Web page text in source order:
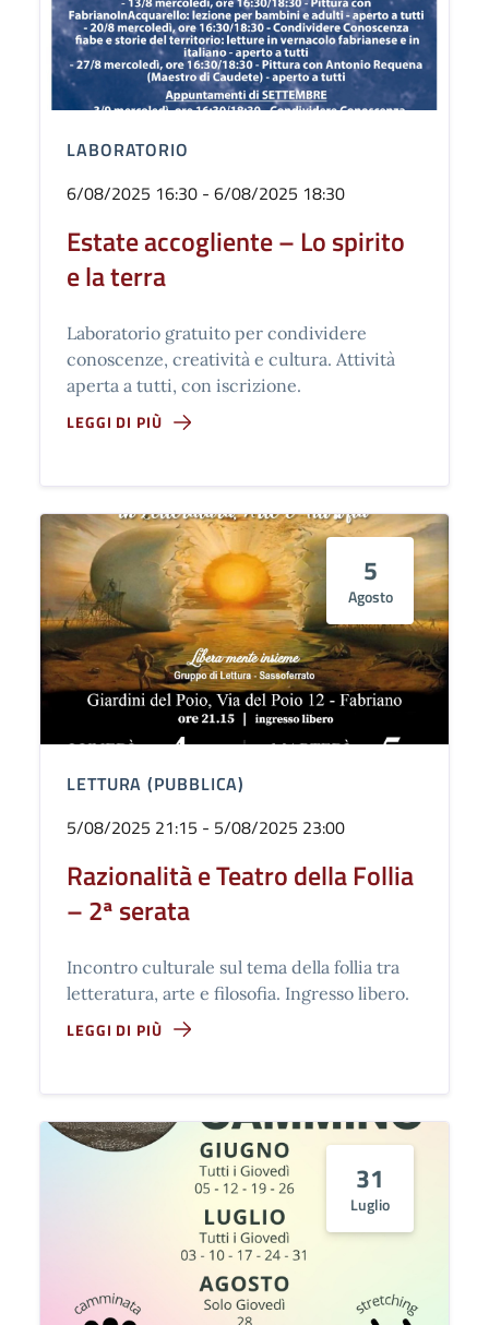
LABORATORIO
6/08/2025 16:30 - 6/08/2025 18:30
Estate accogliente – Lo spirito
e la terra
Laboratorio gratuito per condividere
conoscenze, creatività e cultura. Attività
aperta a tutti, con iscrizione.
LEGGI DI PIÙ
5
Agosto
LETTURA (PUBBLICA)
5/08/2025 21:15 - 5/08/2025 23:00
Razionalità e Teatro della Follia
– 2ª serata
Incontro culturale sul tema della follia tra
letteratura, arte e filosofia. Ingresso libero.
LEGGI DI PIÙ
31
Luglio